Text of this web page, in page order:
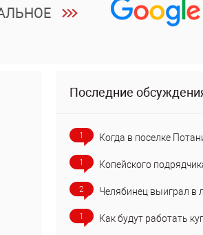
Последние
1 Когда в поселке
1 Копейского
2 Челябинец выиграл в
1 Как будут работать